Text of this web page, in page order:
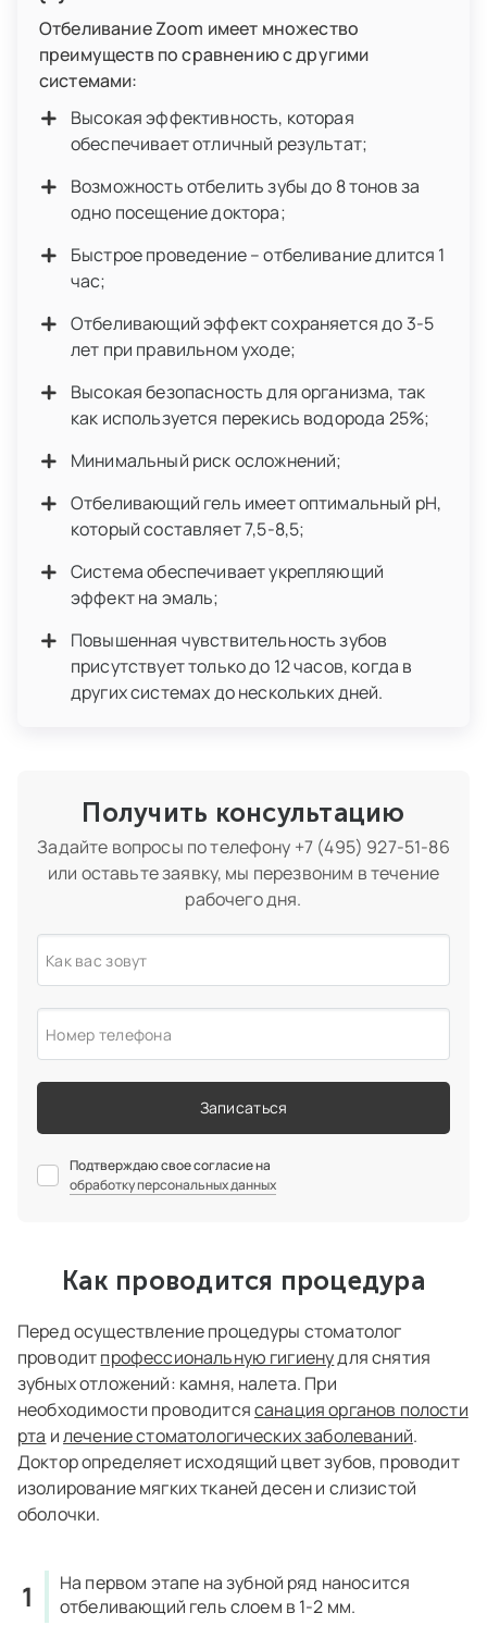
Отбеливание Zoom имеет множество
преимуществ по сравнению с другими
системами:
Высокая эффективность, которая
обеспечивает отличный результат;
Возможность отбелить зубы до 8 тонов за
одно посещение доктора;
Быстрое проведение – отбеливание длится 1
час;
Отбеливающий эффект сохраняется до 3-5
лет при правильном уходе;
Высокая безопасность для организма, так
как используется перекись водорода 25%;
Минимальный риск осложнений;
Отбеливающий гель имеет оптимальный рН,
который составляет 7,5-8,5;
Система обеспечивает укрепляющий
эффект на эмаль;
Повышенная чувствительность зубов
присутствует только до 12 часов, когда в
других системах до нескольких дней.
Получить консультацию
Задайте вопросы по телефону +7 (495) 927-51-86
или оставьте заявку, мы перезвоним в течение
рабочего дня.
Как вас зовут
Номер телефона
Записаться
Подтверждаю свое согласие на
обработку персональных данных
Как проводится процедура
Перед осуществление процедуры стоматолог
проводитпрофессиональную гигиенудля снятия
зубных отложений: камня, налета. При
необходимости проводитсясанация органов полости
рта илечение стоматологических заболеваний.
Доктор определяет исходящий цвет зубов, проводит
изолирование мягких тканей десен и слизистой
оболочки.
На первом этапе на зубной ряд наносится
отбеливающий гель слоем в 1-2 мм.